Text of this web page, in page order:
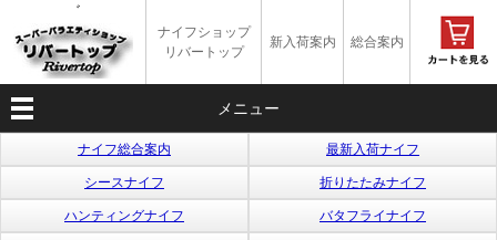
゛
ナイフショップ
リバートップ
新入荷案内 総合案内
メニュー
ナイフ総合案内 最新入荷ナイフ
シースナイフ 折りたたみナイフ
ハンティングナイフ バタフライナイフ